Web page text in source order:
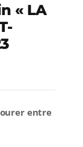
« LA
entre